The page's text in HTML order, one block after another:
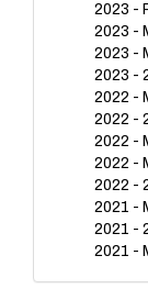
2023 -
2023 -
2023 -
2023 -
2022 -
2022 -
2022 -
2022 -
2022 -
2021 -
2021 -
2021 -